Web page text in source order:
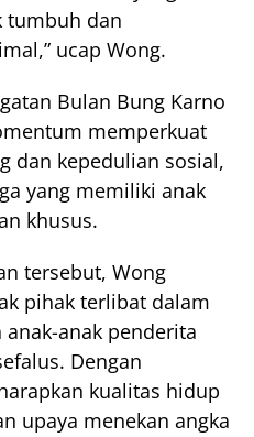
tumbuh dan
ucap Wong.
Bulan Bung Karno
memperkuat
dan kepedulian sosial,
yang memiliki anak
khusus.
tersebut, Wong
pihak terlibat dalam
anak penderita
Dengan
kualitas hidup
upaya menekan angka